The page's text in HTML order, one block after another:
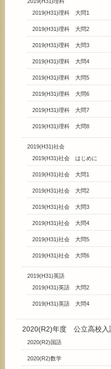
2019(H31)理科 大問1
2019(H31)理科 大問2
2019(H31)理科 大問3
2019(H31)理科 大問4
2019(H31)理科 大問5
2019(H31)理科 大問6
2019(H31)理科 大問7
2019(H31)理科 大問8
2019(H31)社会
2019(H31)社会 はじめに
2019(H31)社会 大問1
2019(H31)社会 大問2
2019(H31)社会 大問3
2019(H31)社会 大問4
2019(H31)社会 大問5
2019(H31)社会 大問6
2019(H31)英語
2019(H31)英語 大問2
2019(H31)英語 大問4
2020(R2)年度 公立高校入
2020(R2)国語
2020(R2)数学